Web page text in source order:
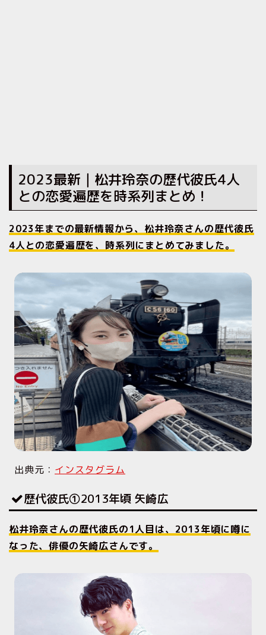
2023最新｜松井玲奈の歴代彼氏4人
との恋愛遍歴を時系列まとめ！
2023年までの最新情報から、松井玲奈さんの歴代彼氏
4人との恋愛遍歴を、時系列にまとめてみました。
出典元： インスタグラム
歴代彼氏①2013年頃 矢崎広
松井玲奈さんの歴代彼氏の1人目は、2013年頃に噂に
なった、俳優の矢崎広さんです。